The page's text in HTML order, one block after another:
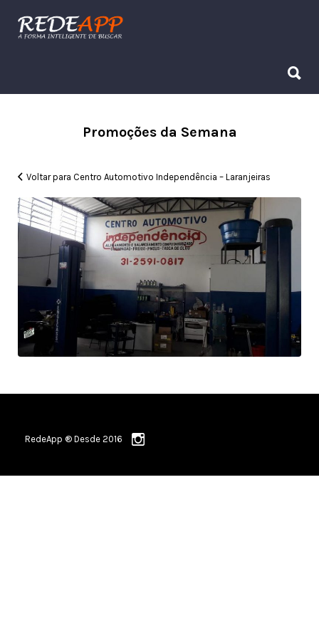
Procurar:
Promoções da Semana
Voltar para Centro Automotivo Independência – Laranjeiras
RedeApp ® Desde 2016